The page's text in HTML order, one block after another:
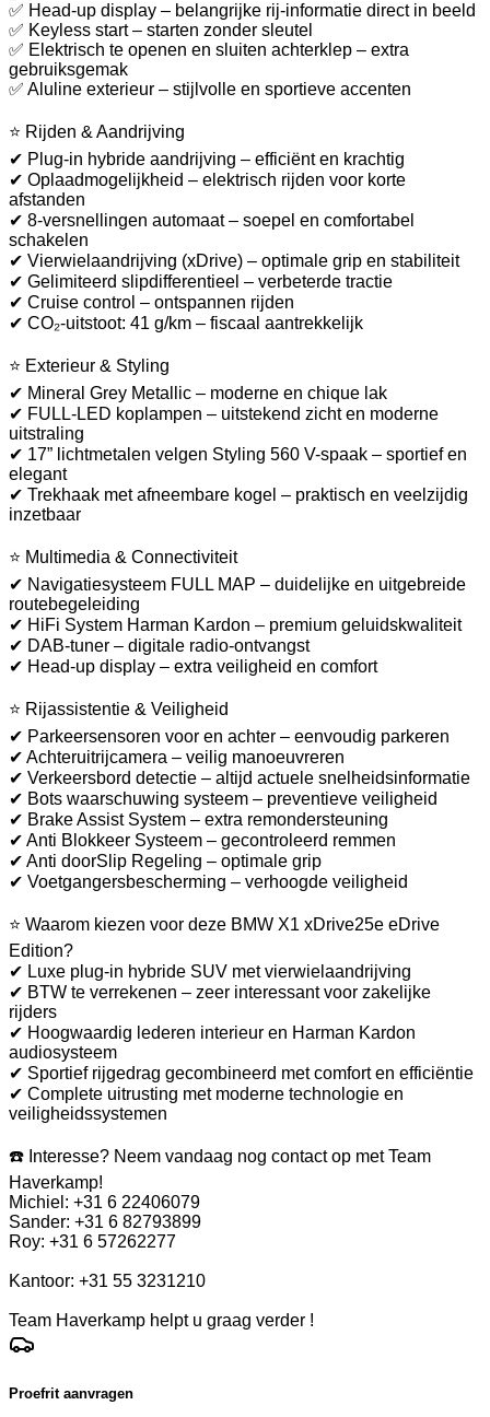
✅ Head-up display – belangrijke rij-informatie direct in beeld
✅ Keyless start – starten zonder sleutel
✅ Elektrisch te openen en sluiten achterklep – extra
gebruiksgemak
✅ Aluline exterieur – stijlvolle en sportieve accenten
⭐ Rijden & Aandrijving
✔ Plug-in hybride aandrijving – efficiënt en krachtig
✔ Oplaadmogelijkheid – elektrisch rijden voor korte
afstanden
✔ 8-versnellingen automaat – soepel en comfortabel
schakelen
✔ Vierwielaandrijving (xDrive) – optimale grip en stabiliteit
✔ Gelimiteerd slipdifferentieel – verbeterde tractie
✔ Cruise control – ontspannen rijden
✔ CO₂-uitstoot: 41 g/km – fiscaal aantrekkelijk
⭐ Exterieur & Styling
✔ Mineral Grey Metallic – moderne en chique lak
✔ FULL-LED koplampen – uitstekend zicht en moderne
uitstraling
✔ 17” lichtmetalen velgen Styling 560 V-spaak – sportief en
elegant
✔ Trekhaak met afneembare kogel – praktisch en veelzijdig
inzetbaar
⭐ Multimedia & Connectiviteit
✔ Navigatiesysteem FULL MAP – duidelijke en uitgebreide
routebegeleiding
✔ HiFi System Harman Kardon – premium geluidskwaliteit
✔ DAB-tuner – digitale radio-ontvangst
✔ Head-up display – extra veiligheid en comfort
⭐ Rijassistentie & Veiligheid
✔ Parkeersensoren voor en achter – eenvoudig parkeren
✔ Achteruitrijcamera – veilig manoeuvreren
✔ Verkeersbord detectie – altijd actuele snelheidsinformatie
✔ Bots waarschuwing systeem – preventieve veiligheid
✔ Brake Assist System – extra remondersteuning
✔ Anti Blokkeer Systeem – gecontroleerd remmen
✔ Anti doorSlip Regeling – optimale grip
✔ Voetgangersbescherming – verhoogde veiligheid
⭐ Waarom kiezen voor deze BMW X1 xDrive25e eDrive
Edition?
✔ Luxe plug-in hybride SUV met vierwielaandrijving
✔ BTW te verrekenen – zeer interessant voor zakelijke
rijders
✔ Hoogwaardig lederen interieur en Harman Kardon
audiosysteem
✔ Sportief rijgedrag gecombineerd met comfort en efficiëntie
✔ Complete uitrusting met moderne technologie en
veiligheidssystemen
☎️ Interesse? Neem vandaag nog contact op met Team
Haverkamp!
Michiel: +31 6 22406079
Sander: +31 6 82793899
Roy: +31 6 57262277
Kantoor: +31 55 3231210
Team Haverkamp helpt u graag verder !
Proefrit aanvragen